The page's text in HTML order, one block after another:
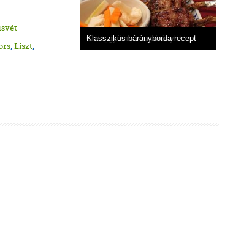
, Liszt,
Indiai bárány
Görög bárány vegyes salátával
Chilis-gyömbéres bárány
Klasszikus bárányborda recept